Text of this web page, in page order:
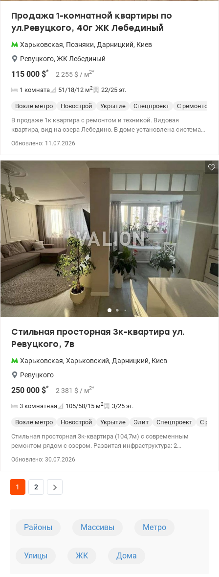
Продажа 1-комнатной квартиры по
ул.Ревуцкого, 40г ЖК Лебединый
Харьковская, Позняки, Дарницкий, Киев
Ревуцкого, ЖК Лебединый
115 000 $* 2 255 $ / м2*
1 комната 51/18/12 м2 22/25 эт.
Возле метро Новострой Укрытие Спецпроект
С ремонтом
В продаже 1к квартира с ремонтом и техникой. Видовая
квартира, вид на озера Лебедино. В доме установлена ​​система
Позняки.
Обновлено: 11.07.2026
Стильная просторная 3к-квартира ул.
Ревуцкого, 7в
Харьковская, Харьковский, Дарницкий, Киев
Ревуцкого
250 000 $* 2 381 $ / м2*
3 комнатная 105/58/15 м2 3/25 эт.
Возле метро Новострой Укрытие Элит Спецпроект
С
Стильная просторная 3к-квартира (104,7м) с современным
ремонтом рядом с озером. Развитая инфраструктура: 2
пешком до остановок автобусов, которые довезут в м.
Харьковская за 15 мин.
Обновлено: 30.07.2026
1 2
Районы Массивы Метро
Улицы ЖК Дома